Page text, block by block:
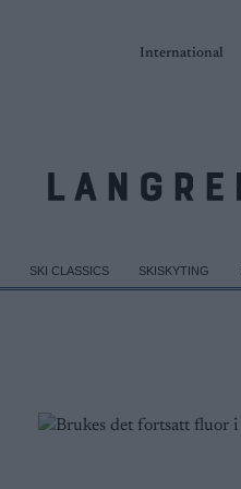
International
SKI CLASSICS SKISKYTING